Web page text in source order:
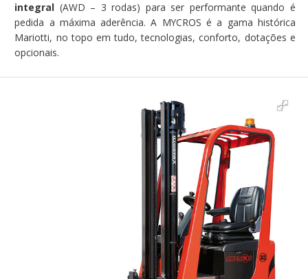
integral (AWD – 3 rodas) para ser performante quando é
pedida a máxima aderência. A MYCROS é a gama histórica
Mariotti, no topo em tudo, tecnologias, conforto, dotações e
opcionais.